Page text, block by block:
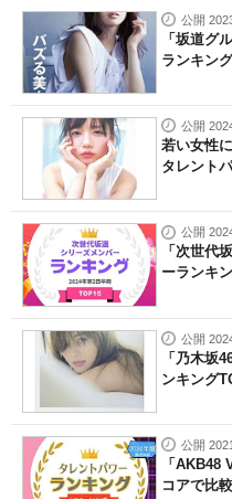
公開
「坂道グ
ランキン
公開
若い女性
タレント
公開
「次世代
ーランキ
公開
「乃木坂
ンキング
公開
「
コアで比